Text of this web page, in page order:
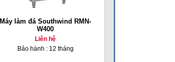
Máy làm đá Southwind RMN-
W400
Liên hệ
Bảo hành : 12 tháng